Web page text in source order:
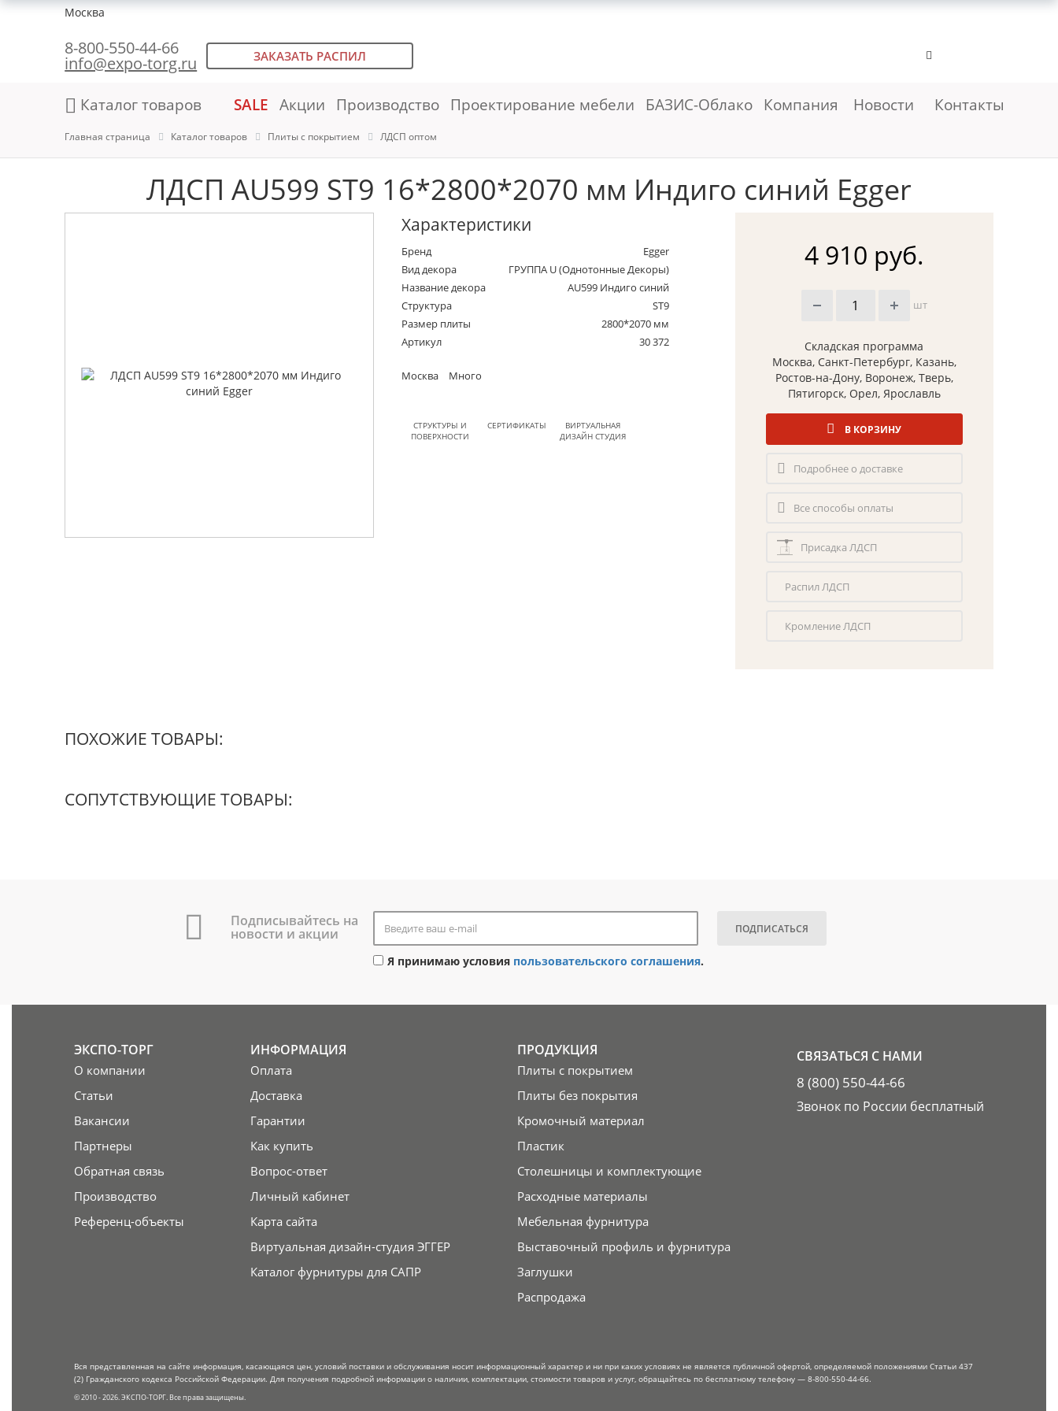
Москва
8-800-550-44-66
info@expo-torg.ru ЗАКАЗАТЬ РАСПИЛ
Каталог товаров SALE Акции Производство Проектирование мебели БАЗИС-Облако Компания Новости Контакты
Главная страница Каталог товаров Плиты с покрытием ЛДСП оптом
ЛДСП AU599 ST9 16*2800*2070 мм Индиго синий Egger
Характеристики
Бренд
Egger
Вид декора
ГРУППА U (Однотонные Декоры)
Название декора
AU599 Индиго синий
Структура
ST9
Размер плиты
2800*2070 мм
Артикул
30 372
Москва Много
СТРУКТУРЫ И
ПОВЕРХНОСТИ
СЕРТИФИКАТЫ
ВИРТУАЛЬНАЯ
ДИЗАЙН СТУДИЯ
4 910 руб.
шт
Складская программа
Москва, Санкт-Петербург, Казань,
Ростов-на-Дону, Воронеж, Тверь,
Пятигорск, Орел, Ярославль
В КОРЗИНУ
Подробнее о доставке
Все способы оплаты
Присадка ЛДСП
Распил ЛДСП
Кромление ЛДСП
ПОХОЖИЕ ТОВАРЫ:
СОПУТСТВУЮЩИЕ ТОВАРЫ:
Подписывайтесь на
новости и акции ПОДПИСАТЬСЯ
Я принимаю условия пользовательского соглашения.
ЭКСПО-ТОРГ
О компании
Статьи
Вакансии
Партнеры
Обратная связь
Производство
Референц-объекты
ИНФОРМАЦИЯ
Оплата
Доставка
Гарантии
Как купить
Вопрос-ответ
Личный кабинет
Карта сайта
Виртуальная дизайн-студия ЭГГЕР
Каталог фурнитуры для САПР
ПРОДУКЦИЯ
Плиты с покрытием
Плиты без покрытия
Кромочный материал
Пластик
Столешницы и комплектующие
Расходные материалы
Мебельная фурнитура
Выставочный профиль и фурнитура
Заглушки
Распродажа
СВЯЗАТЬСЯ С НАМИ
8 (800) 550-44-66
Звонок по России бесплатный
Вся представленная на сайте информация, касающаяся цен, условий поставки и обслуживания носит информационный характер и ни при каких условиях не является публичной офертой, определяемой положениями Статьи 437
(2) Гражданского кодекса Российской Федерации. Для получения подробной информации о наличии, комплектации, стоимости товаров и услуг, обращайтесь по бесплатному телефону — 8-800-550-44-66.
© 2010 - 2026. ЭКСПО-ТОРГ. Все права защищены.